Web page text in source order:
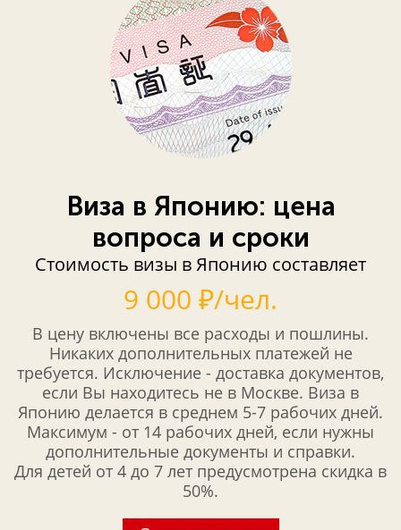
Виза в Японию: цена
вопроса и сроки
Стоимость визы в Японию составляет
9 000 ₽/чел.
В цену включены все расходы и пошлины.
Никаких дополнительных платежей не
требуется. Исключение - доставка документов,
если Вы находитесь не в Москве. Виза в
Японию делается в среднем 5-7 рабочих дней.
Максимум - от 14 рабочих дней, если нужны
дополнительные документы и справки.
Для детей от 4 до 7 лет предусмотрена скидка в
50%.